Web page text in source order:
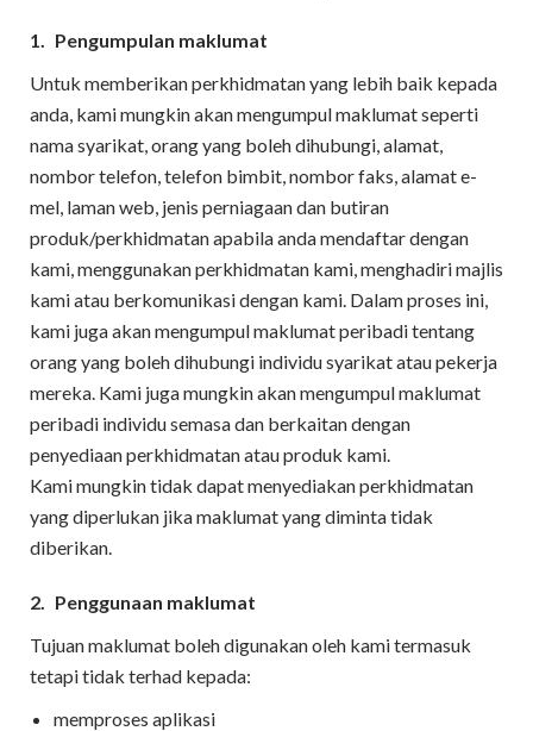
1. Pengumpulan maklumat
Untuk memberikan perkhidmatan yang lebih baik kepada
anda, kami mungkin akan mengumpul maklumat seperti
nama syarikat, orang yang boleh dihubungi, alamat,
nombor telefon, telefon bimbit, nombor faks, alamat e-
mel, laman web, jenis perniagaan dan butiran
produk/perkhidmatan apabila anda mendaftar dengan
kami, menggunakan perkhidmatan kami, menghadiri majlis
kami atau berkomunikasi dengan kami. Dalam proses ini,
kami juga akan mengumpul maklumat peribadi tentang
orang yang boleh dihubungi individu syarikat atau pekerja
mereka. Kami juga mungkin akan mengumpul maklumat
peribadi individu semasa dan berkaitan dengan
penyediaan perkhidmatan atau produk kami.
Kami mungkin tidak dapat menyediakan perkhidmatan
yang diperlukan jika maklumat yang diminta tidak
diberikan.
2. Penggunaan maklumat
Tujuan maklumat boleh digunakan oleh kami termasuk
tetapi tidak terhad kepada:
memproses aplikasi